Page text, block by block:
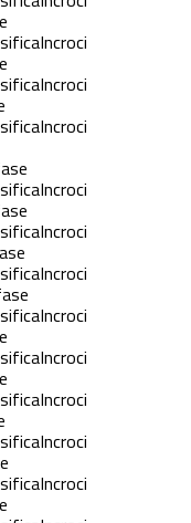
Incroci
Incroci
Incroci
Incroci
Incroci
Incroci
Incroci
Incroci
Incroci
Incroci
Incroci